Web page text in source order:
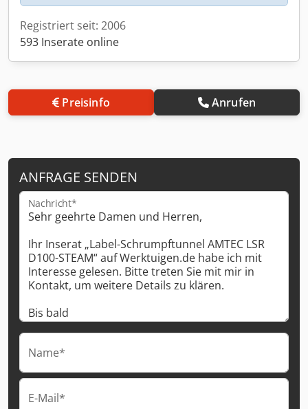
Registriert seit: 2006
593 Inserate online
Preisinfo Anrufen
ANFRAGE SENDEN
Nachricht*
Name*
E-Mail*